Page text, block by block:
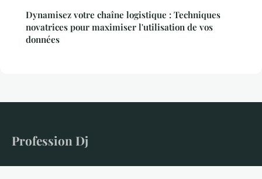
Dynamisez votre chaîne logistique : Techniques
novatrices pour maximiser l'utilisation de vos
données
Profession Dj